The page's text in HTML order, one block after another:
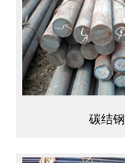
碳结钢